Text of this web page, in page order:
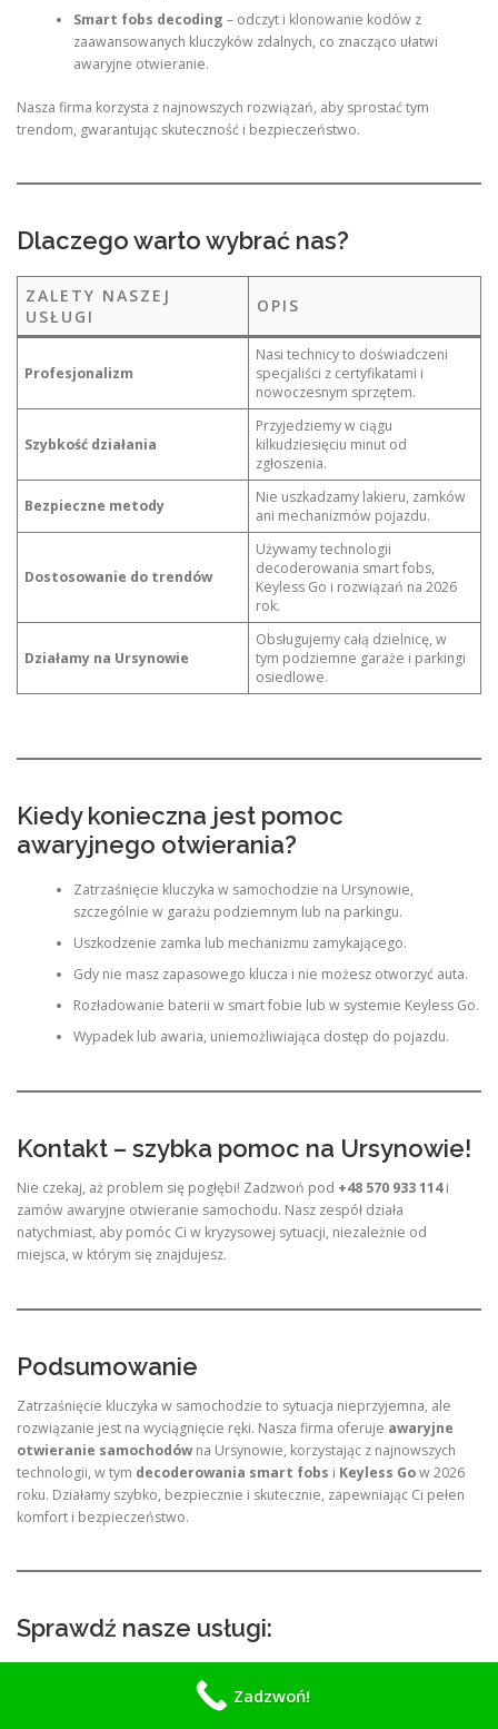
Smart fobs decoding – odczyt i klonowanie kodów z
zaawansowanych kluczyków zdalnych, co znacząco ułatwi
awaryjne otwieranie.
Nasza firma korzysta z najnowszych rozwiązań, aby sprostać tym
trendom, gwarantując skuteczność i bezpieczeństwo.
Dlaczego warto wybrać nas?
ZALETY NASZEJ
USŁUGI
OPIS
Profesjonalizm
Nasi technicy to doświadczeni
specjaliści z certyfikatami i
nowoczesnym sprzętem.
Szybkość działania
Przyjedziemy w ciągu
kilkudziesięciu minut od
zgłoszenia.
Bezpieczne metody
Nie uszkadzamy lakieru, zamków
ani mechanizmów pojazdu.
Dostosowanie do trendów
Używamy technologii
decoderowania smart fobs,
Keyless Go i rozwiązań na 2026
rok.
Działamy na Ursynowie
Obsługujemy całą dzielnicę, w
tym podziemne garaże i parkingi
osiedlowe.
Kiedy konieczna jest pomoc
awaryjnego otwierania?
Zatrzaśnięcie kluczyka w samochodzie na Ursynowie,
szczególnie w garażu podziemnym lub na parkingu.
Uszkodzenie zamka lub mechanizmu zamykającego.
Gdy nie masz zapasowego klucza i nie możesz otworzyć auta.
Rozładowanie baterii w smart fobie lub w systemie Keyless Go.
Wypadek lub awaria, uniemożliwiająca dostęp do pojazdu.
Kontakt – szybka pomoc na Ursynowie!
Nie czekaj, aż problem się pogłębi! Zadzwoń pod +48 570 933 114i
zamów awaryjne otwieranie samochodu. Nasz zespół działa
natychmiast, aby pomóc Ci w kryzysowej sytuacji, niezależnie od
miejsca, w którym się znajdujesz.
Podsumowanie
Zatrzaśnięcie kluczyka w samochodzie to sytuacja nieprzyjemna, ale
rozwiązanie jest na wyciągnięcie ręki. Nasza firma oferuje awaryjne
otwieranie samochodówna Ursynowie, korzystając z najnowszych
technologii, w tym decoderowania smart fobs i Keyless Gow 2026
roku. Działamy szybko, bezpiecznie i skutecznie, zapewniając Ci pełen
komfort i bezpieczeństwo.
Sprawdź nasze usługi:
Awaryjne otwieranie samochodów
Zadzwoń!